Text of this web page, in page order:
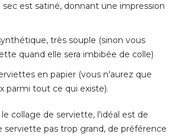
est satiné, donnant une impression
très souple (sinon vous
quand elle sera imbibée de colle)
en papier (vous n'aurez que
parmi tout ce qui existe).
collage de serviette, l'idéal est de
serviette pas trop grand, de préférence